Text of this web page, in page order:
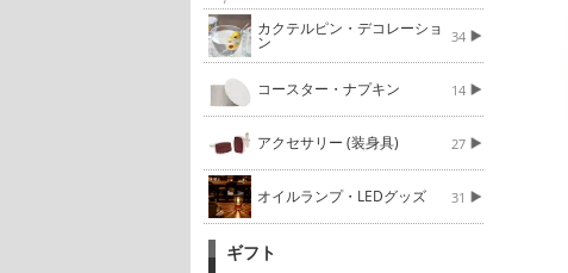
カクテルピン・デコレーショ
ン 34
コースター・ナプキン 14
アクセサリー (装身具) 27
オイルランプ・LEDグッズ 31
ギフト